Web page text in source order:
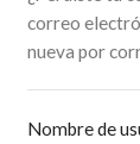
correo
nueva por
Nombre de